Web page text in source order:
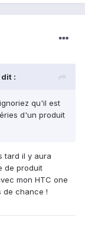
:
qu'il est
d'un produit
tard il y aura
de produit
mon HTC one
de chance !